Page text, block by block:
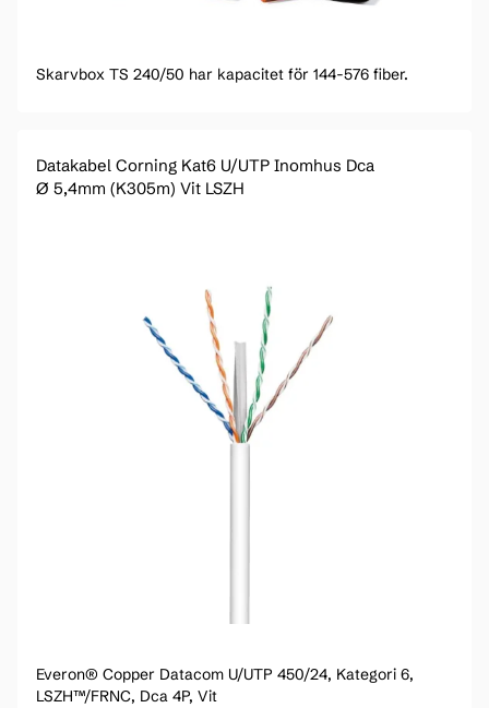
Skarvbox TS 240/50 har kapacitet för 144-576 fiber.
Datakabel Corning Kat6 U/UTP Inomhus Dca
Ø 5,4mm (K305m) Vit LSZH
Everon® Copper Datacom U/UTP 450/24, Kategori 6,
LSZH™/FRNC, Dca 4P, Vit